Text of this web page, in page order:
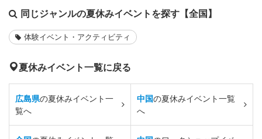
同じジャンルの夏休みイベントを探す【全国】
体験イベント・アクティビティ
夏休みイベント一覧に戻る
広島県の夏休みイベント一
覧へ
中国の夏休みイベント一覧
へ